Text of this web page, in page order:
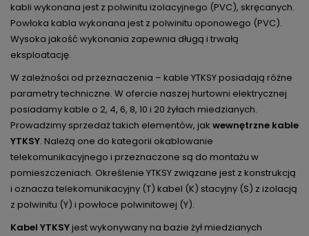
kabli wykonana jest z polwinitu izolacyjnego (PVC), skręcanych.
Powłoka kabla wykonana jest z polwinitu oponowego (PVC).
Wysoka jakość wykonania zapewnia długą i trwałą
eksploatację.
W zależności od przeznaczenia – kable YTKSY posiadają różne
parametry techniczne. W ofercie naszej hurtowni elektrycznej
posiadamy kable o 2, 4, 6, 8, 10 i 20 żyłach miedzianych.
Prowadzimy sprzedaż takich elementów, jak wewnętrzne kable
YTKSY. Należą one do kategorii okablowanie
telekomunikacyjnego i przeznaczone są do montażu w
pomieszczeniach. Określenie YTKSY związane jest z konstrukcją
i oznacza telekomunikacyjny (T) kabel (K) stacyjny (S) z izolacją
z polwinitu (Y) i powłoce polwinitowej (Y).
Kabel YTKSYjest wykonywany na bazie żył miedzianych